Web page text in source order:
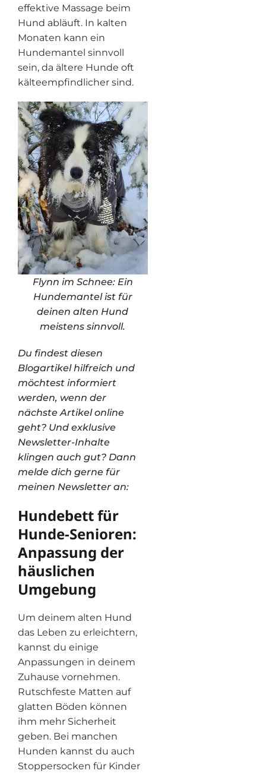
effektive Massage beim
Hund abläuft. In kalten
Monaten kann ein
Hundemantel sinnvoll
sein, da ältere Hunde oft
kälteempfindlicher sind.
Flynn im Schnee: Ein
Hundemantel ist für
deinen alten Hund
meistens sinnvoll.
Du findest diesen
Blogartikel hilfreich und
möchtest informiert
werden, wenn der
nächste Artikel online
geht? Und exklusive
Newsletter-Inhalte
klingen auch gut? Dann
melde dich gerne für
meinen Newsletter an:
Hundebett für
Hunde-Senioren:
Anpassung der
häuslichen
Umgebung
Um deinem alten Hund
das Leben zu erleichtern,
kannst du einige
Anpassungen in deinem
Zuhause vornehmen.
Rutschfeste Matten auf
glatten Böden können
ihm mehr Sicherheit
geben. Bei manchen
Hunden kannst du auch
Stoppersocken für Kinder